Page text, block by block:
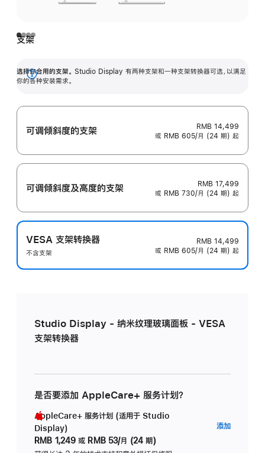
支架
选择你合用的支架。 Studio Display 有两种支架和一种支架转换器可选，以满足
你的各种安装需求。
展
可调倾斜度的支架
RMB 14,499
或 RMB 605/月 (24 期) 起
可调倾斜度及高‍度的支‍架
RMB 17,499
或 RMB 730/月 (24 期) 起
VESA 支架转换器
不含支架
RMB 14,499
或 RMB 605/月 (24 期) 起
Studio Display - 纳米纹理玻璃面板 - VESA
支架转换器
是否要添加 AppleCare+ 服务计划？
AppleCare+ 服务计划 (适用于 Studio
Display)
RMB 1,249 或 RMB 53/月 (24 期)
添加